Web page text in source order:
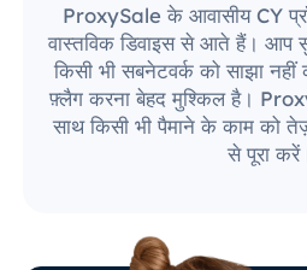
ProxySale के आवासीय CY
वास्तविक डिवाइस से आते हैं। आप
किसी भी सबनेटवर्क को साझा
फ़्लैग करना बेहद मुश्किल है।
साथ किसी भी पैमाने के काम को
से पूरा